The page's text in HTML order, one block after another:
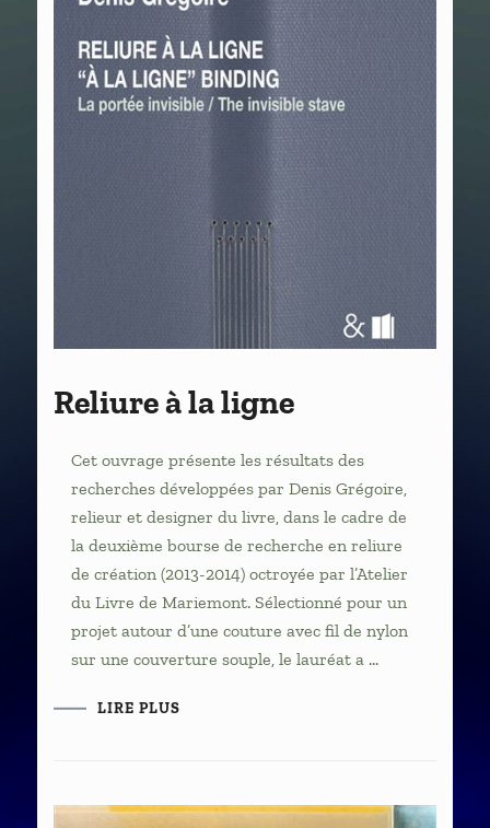
Reliure à la ligne
Cet ouvrage présente les résultats des
recherches développées par Denis Grégoire,
relieur et designer du livre, dans le cadre de
la deuxième bourse de recherche en reliure
de création (2013-2014) octroyée par l’Atelier
du Livre de Mariemont. Sélectionné pour un
projet autour d’une couture avec fil de nylon
sur une couverture souple, le lauréat a …
LIRE PLUS